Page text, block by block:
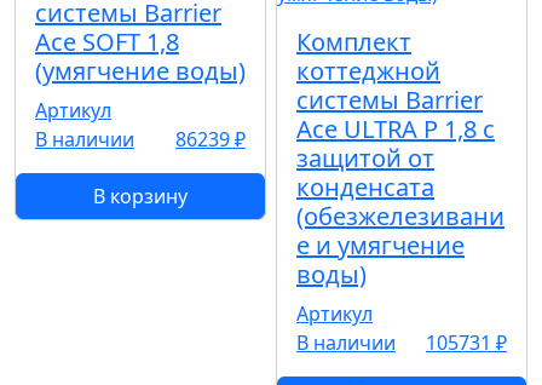
системы Barrier
Ace SOFT 1,8
(умягчение воды)
Артикул
В наличии
86239 ₽
В корзину
Комплект
коттеджной
системы Barrier
Ace ULTRA P 1,8 с
защитой от
конденсата
(обезжелезивани
е и умягчение
воды)
Артикул
В наличии
105731 ₽